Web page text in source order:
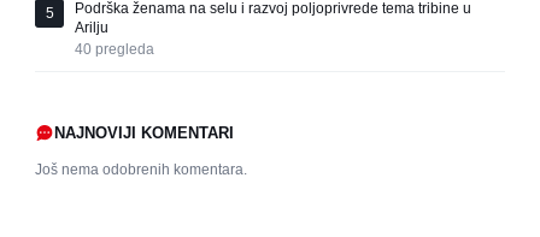
5
Podrška ženama na selu i razvoj poljoprivrede tema tribine u
Arilju
40 pregleda
NAJNOVIJI KOMENTARI
Još nema odobrenih komentara.